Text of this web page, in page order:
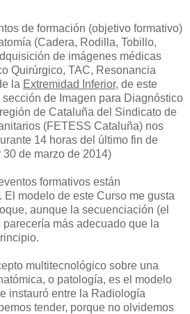
de formación (objetivo formativo)
(Cadera, Rodilla, Tobillo,
de imágenes médicas
Quirúrgico, TAC, Resonancia
la Extremidad Inferior, de este
de Imagen para Diagnóstico
de Cataluña del Sindicato de
(FETESS Cataluña) nos
14 horas del último fin de
de marzo de 2014)
formativos están
El modelo de este Curso me gusta
aunque la secuenciación (el
más adecuado que la
multitecnológico sobre una
o patología, es el modelo
instauró entre la Radiología
tender, porque no olvidemos